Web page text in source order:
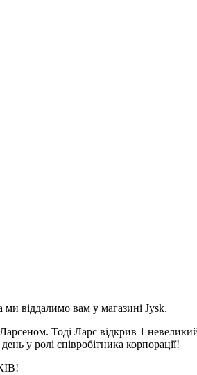
віддалимо вам у магазині Jysk.
Тоді Ларс відкрив 1
у ролі співробітника корпорації!